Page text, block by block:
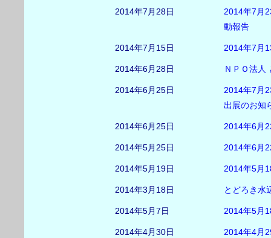
2014年7月28日
2014年7月
動報告
2014年7月15日 2014年7月
2014年6月28日 ＮＰＯ法
2014年6月25日
2014年7月
出展のお知
2014年6月25日 2014年6月
2014年5月25日 2014年6月
2014年5月19日 2014年5月
2014年3月18日 とどろき水
2014年5月7日 2014年5月
2014年4月30日
2014年4月